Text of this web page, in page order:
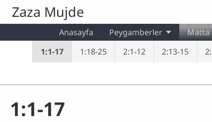
Skip to main content
Zaza Mujde
Anasayfa Peygamberler
Matta
1:1-17
1:18-25 2:1-12 2:13-15
1:1-17